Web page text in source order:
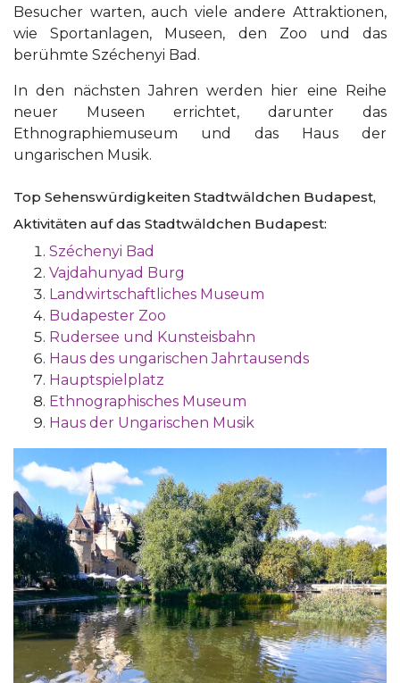
Besucher warten, auch viele andere Attraktionen,
wie Sportanlagen, Museen, den Zoo und das
berühmte Széchenyi Bad.
In den nächsten Jahren werden hier eine Reihe
neuer Museen errichtet, darunter das
Ethnographiemuseum und das Haus der
ungarischen Musik.
Top Sehenswürdigkeiten Stadtwäldchen Budapest,
Aktivitäten auf das Stadtwäldchen Budapest:
Széchenyi Bad
Vajdahunyad Burg
Landwirtschaftliches Museum
Budapester Zoo
Rudersee und Kunsteisbahn
Haus des ungarischen Jahrtausends
Hauptspielplatz
Ethnographisches Museum
Haus der Ungarischen Musik